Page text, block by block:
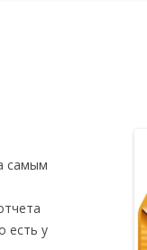
самым
есть у